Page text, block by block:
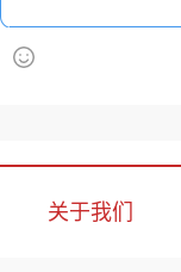
关于我们